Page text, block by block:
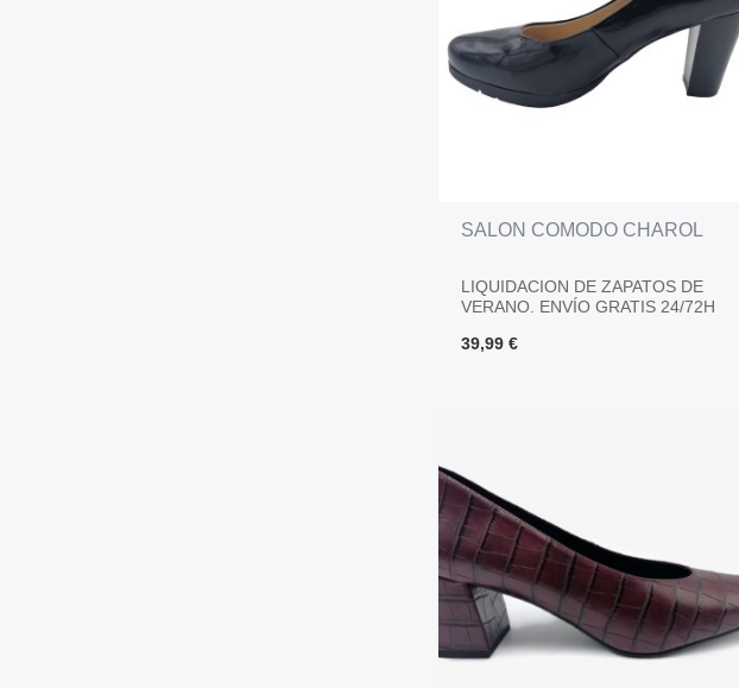
SALON COMODO CHAROL
LIQUIDACION DE ZAPATOS DE
VERANO. ENVÍO GRATIS 24/72H
39,99€